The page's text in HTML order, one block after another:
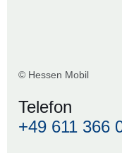
© Hessen Mobil
Telefon
+49 611 366